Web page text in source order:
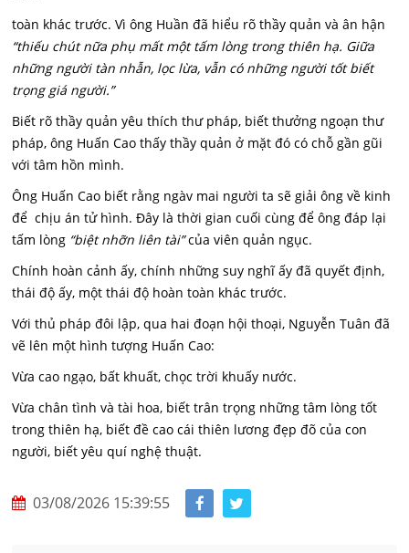
toàn khác trước. Vì ông Huần đã hiểu rõ thầy quản và ân hận
“thiếu chút nữa phụ mất một tấm lòng trong thiên hạ. Giữa
những người tàn nhẫn, lọc lừa, vẫn có những người tốt biết
trọng giá người.”
Biết rõ thầy quản yêu thích thư pháp, biết thưởng ngoạn thư
pháp, ông Huấn Cao thấy thầy quản ở mặt đó có chỗ gần gũi
với tâm hồn mình.
Ông Huấn Cao biết rằng ngàv mai người ta sẽ giải ông về kinh
để chịu án tử hình. Đây là thời gian cuối cùng để ông đáp lại
tấm lòng “biệt nhỡn liên tài”của viên quản ngục.
Chính hoàn cảnh ấy, chính những suy nghĩ ấy đã quyết định,
thái độ ấy, một thái độ hoàn toàn khác trước.
Với thủ pháp đôi lập, qua hai đoạn hội thoại, Nguyễn Tuân đã
vẽ lên một hình tượng Huấn Cao:
Vừa cao ngạo, bất khuất, chọc trời khuấy nước.
Vừa chân tình và tài hoa, biết trân trọng những tâm lòng tốt
trong thiên hạ, biết đề cao cái thiên lương đẹp đõ của con
người, biết yêu quí nghệ thuật.
03/08/2026 15:39:55